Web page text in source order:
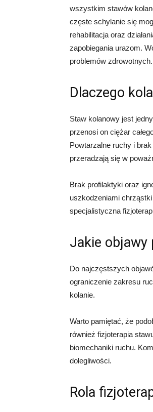
wszystkim stawów
częste schylanie się
rehabilitacja oraz
zapobiegania urazom.
problemów zdrowotnych.
Dlaczego
Staw kolanowy jest
przenosi on ciężar
Powtarzalne ruchy i
przeradzają się w
Brak profilaktyki oraz
uszkodzeniami
specjalistyczna
Jakie objawy
Do najczęstszych
ograniczenie zakresu
kolanie.
Warto pamiętać, że
również fizjoterapia
biomechaniki ruchu.
dolegliwości.
Rola